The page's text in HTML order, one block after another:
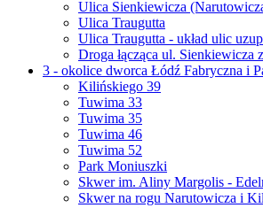
Ulica Sienkiewicza
Ulica Traugutta
Ulica Traugutta - układ ulic
Droga łącząca ul. Sienkiewicza
3 - okolice dworca Łódź Fabryczna i
Kilińskiego 39
Tuwima 33
Tuwima 35
Tuwima 46
Tuwima 52
Park Moniuszki
Skwer im. Aliny Margolis -
Skwer na rogu Narutowicza i